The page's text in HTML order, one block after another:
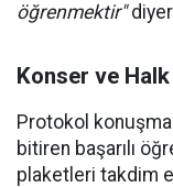
öğrenmektir"
Konser ve
Protokol
bitiren başarılı
plaketleri takdim